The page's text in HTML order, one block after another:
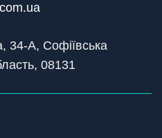
34-А, Софіївська
08131